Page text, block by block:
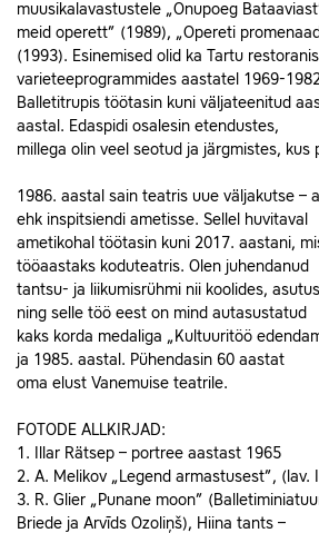
muusikalavastustele „Onupoeg
meid operett” (1989), „Opereti
(1993). Esinemised olid ka Tartu
varieteeprogrammides aastatel 1969-
Balletitrupis töötasin kuni väljateenitud
aastal. Edaspidi osalesin etendustes,
millega olin veel seotud ja järgmistes, kus
1986. aastal sain teatris uue väljakutse –
ehk inspitsiendi ametisse. Sellel huvitaval
ametikohal töötasin kuni 2017. aastani,
tööaastaks koduteatris. Olen juhendanud
tantsu- ja liikumisrühmi nii koolides,
ning selle töö eest on mind autasustatud
kaks korda medaliga „Kultuuritöö
ja 1985. aastal. Pühendasin 60 aastat
oma elust Vanemuise teatrile.
FOTODE ALLKIRJAD:
1. Illar Rätsep – portree aastast 1965
2. A. Melikov „Legend armastusest”, (lav.
3. R. Glier „Punane moon”
Briede ja Arvīds Ozoliņš), Hiina tants –